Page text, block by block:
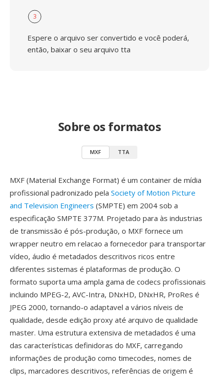
3
Espere o arquivo ser convertido e você poderá,
então, baixar o seu arquivo tta
Sobre os formatos
MXF TTA
MXF (Material Exchange Format) é um container de mídia
profissional padronizado pela Society of Motion Picture
and Television Engineers (SMPTE) em 2004 sob a
especificação SMPTE 377M. Projetado para às industrias
de transmissão é pós-produção, o MXF fornece um
wrapper neutro em relacao a fornecedor para transportar
vídeo, áudio é metadados descritivos ricos entre
diferentes sistemas é plataformas de produção. O
formato suporta uma ampla gama de codecs profissionais
incluindo MPEG-2, AVC-Intra, DNxHD, DNxHR, ProRes é
JPEG 2000, tornando-o adaptavel a vários níveis de
qualidade, desde edição proxy até arquivo de qualidade
master. Uma estrutura extensiva de metadados é uma
das características definidoras do MXF, carregando
informações de produção como timecodes, nomes de
clips, marcadores descritivos, referências de origem é